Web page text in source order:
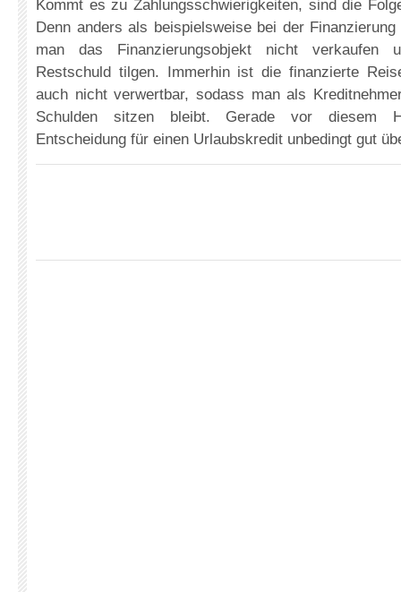
Kommt es zu Zahlungsschwierigkeiten, sind die
Denn anders als beispielsweise bei der
man das Finanzierungsobjekt nicht
Restschuld tilgen. Immerhin ist die finanzierte
auch nicht verwertbar, sodass man als
Schulden sitzen bleibt. Gerade vor diesem
Entscheidung für einen Urlaubskredit unbedingt gut